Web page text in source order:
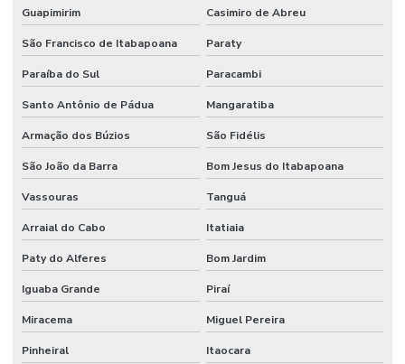
Guapimirim Casimiro de Abreu
São Francisco de Itabapoana Paraty
Paraíba do Sul Paracambi
Santo Antônio de Pádua Mangaratiba
Armação dos Búzios São Fidélis
São João da Barra Bom Jesus do Itabapoana
Vassouras Tanguá
Arraial do Cabo Itatiaia
Paty do Alferes Bom Jardim
Iguaba Grande Piraí
Miracema Miguel Pereira
Pinheiral Itaocara